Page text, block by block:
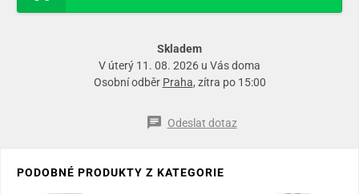
Skladem
V úterý 11. 08. 2026 u Vás doma
Osobní odběr Praha, zítra po 15:00
Odeslat dotaz
PODOBNÉ PRODUKTY Z KATEGORIE